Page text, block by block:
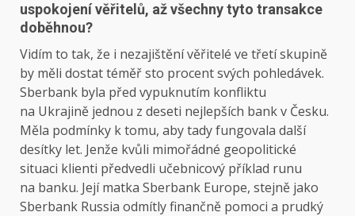
uspokojení věřitelů, až všechny tyto transakce
doběhnou?
Vidím to tak, že i nezajištění věřitelé ve třetí skupině
by měli dostat téměř sto procent svých pohledávek.
Sberbank byla před vypuknutím konfliktu
na Ukrajině jednou z deseti nejlepších bank v Česku.
Měla podmínky k tomu, aby tady fungovala další
desítky let. Jenže kvůli mimořádné geopolitické
situaci klienti předvedli učebnicový příklad runu
na banku. Její matka Sberbank Europe, stejně jako
Sberbank Russia odmítly finančně pomoci a prudký